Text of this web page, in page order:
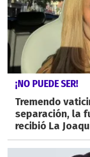
¡NO PUEDE SER!
Tremendo
separación, la
recibió La